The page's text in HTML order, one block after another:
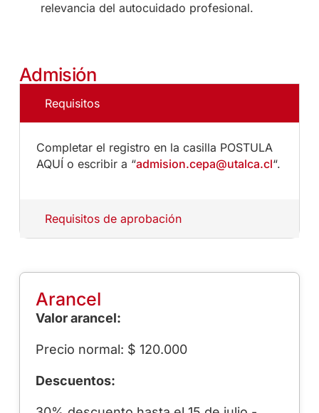
relevancia del autocuidado profesional.
Admisión
Requisitos
Requisitos de aprobación
Completar el registro en la casilla POSTULA
AQUÍ o escribir a “admision.cepa@utalca.cl“.
Arancel
Valor arancel:
Precio normal: $ 120.000
Descuentos: